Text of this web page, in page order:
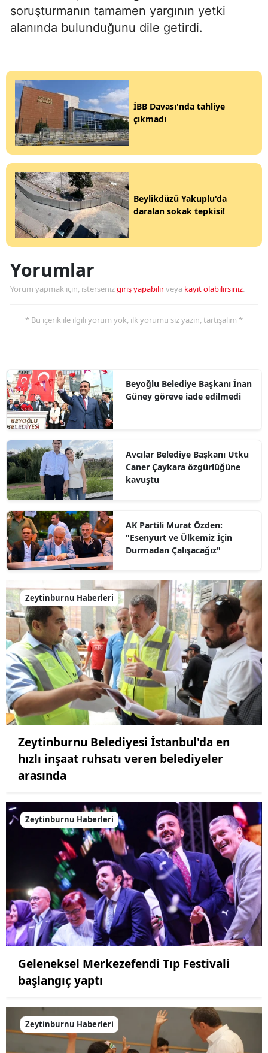
soruşturmanın tamamen yargının yetki
alanında bulunduğunu dile getirdi.
İBB Davası'nda tahliye
çıkmadı
Beylikdüzü Yakuplu'da
daralan sokak tepkisi!
Yorumlar
Yorum yapmak için, istersenizgiriş yapabilirveya kayıt olabilirsiniz.
* Bu içerik ile ilgili yorum yok, ilk yorumu siz yazın, tartışalım *
Beyoğlu Belediye Başkanı İnan
Güney göreve iade edilmedi
Avcılar Belediye Başkanı Utku
Caner Çaykara özgürlüğüne
kavuştu
AK Partili Murat Özden:
"Esenyurt ve Ülkemiz İçin
Durmadan Çalışacağız"
Zeytinburnu Haberleri
Zeytinburnu Belediyesi İstanbul'da en
hızlı inşaat ruhsatı veren belediyeler
arasında
Zeytinburnu Haberleri
Geleneksel Merkezefendi Tıp Festivali
başlangıç yaptı
Zeytinburnu Haberleri